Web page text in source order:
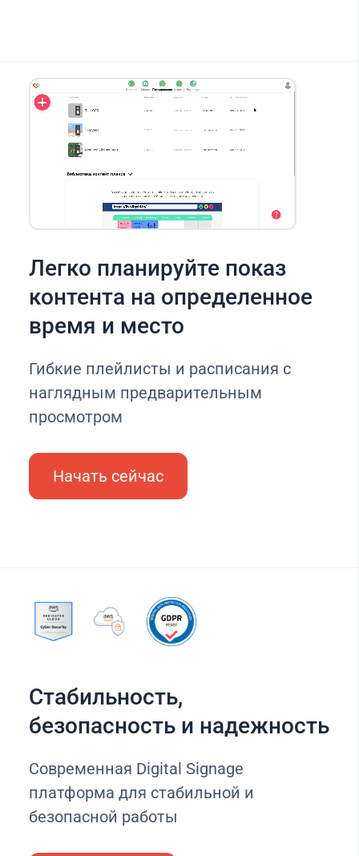
Легко планируйте показ
контента на определенное
время и место
Гибкие плейлисты и расписания с
наглядным предварительным
просмотром
Начать сейчас
Стабильность,
безопасность и надежность
Современная Digital Signage
платформа для стабильной и
безопасной работы